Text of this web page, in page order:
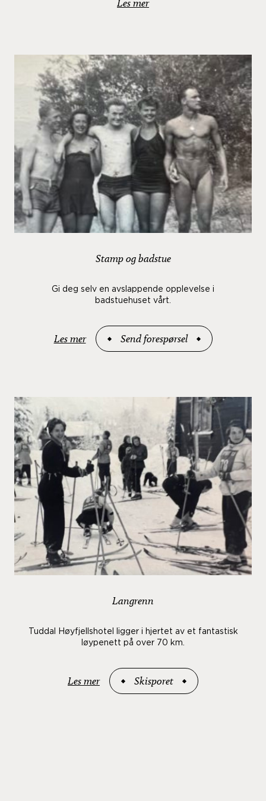
Les mer
Stamp og badstue
Gi deg selv en avslappende opplevelse i
badstuehuset vårt.
Les mer Send forespørsel
Langrenn
Tuddal Høyfjellshotel ligger i hjertet av et fantastisk
løypenett på over 70 km.
Les mer Skisporet